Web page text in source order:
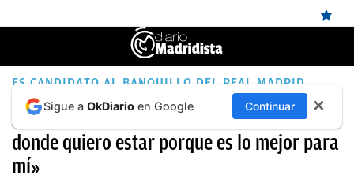
ÚLTIMAS
NOTICIAS
REAL
MADRID
ES CANDIDATO AL BANQUILLO DEL REAL MADRID
Xabi Alonso pide tiempo: «En el Sanse es
donde quiero estar porque es lo mejor para
mí»
Sigue a OkDiario en Google Continuar ✕